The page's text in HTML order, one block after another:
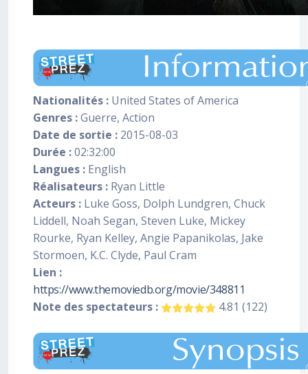
Nationalités : United States of America
Genres :Guerre, Action
Date de sortie : 2015-08-03
Durée :02:32:00
Langues : English
Réalisateurs : Ryan Little
Acteurs : Luke Goss, Dolph Lundgren, Chuck
Liddell, Noah Segan, Steven Luke, Mickey
Rourke, Ryan Kelley, Angie Papanikolas, Jake
Stormoen, K.C. Clyde, Paul Cram
Lien :
https://www.themoviedb.org/movie/348811
Note des spectateurs :
4.81 (122)